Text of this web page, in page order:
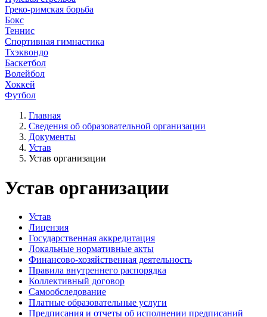
Греко-римская борьба
Бокс
Теннис
Спортивная гимнастика
Тхэквондо
Баскетбол
Волейбол
Хоккей
Футбол
Главная
Сведения об образовательной организации
Документы
Устав
Устав организации
Устав организации
Устав
Лицензия
Государственная аккредитация
Локальные нормативные акты
Финансово-хозяйственная деятельность
Правила внутреннего распорядка
Коллективный договор
Самообследование
Платные образовательные услуги
Предписания и отчеты об исполнении предписаний